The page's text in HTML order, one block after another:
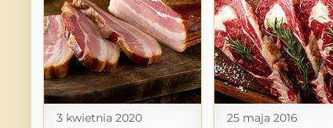
3 kwietnia 2020
25 maja 2016